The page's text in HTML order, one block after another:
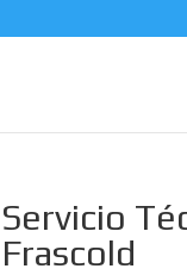
Servicio
Frascold